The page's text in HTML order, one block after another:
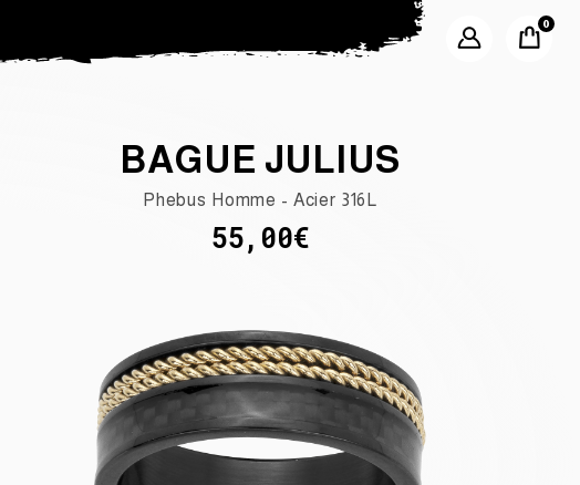
BAGUE JULIUS
Phebus Homme - Acier 316L
55,00€